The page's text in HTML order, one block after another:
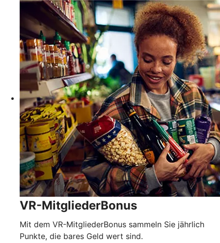
VR-MitgliederBonus
Mit dem VR-MitgliederBonus sammeln Sie jährlich
Punkte, die bares Geld wert sind.